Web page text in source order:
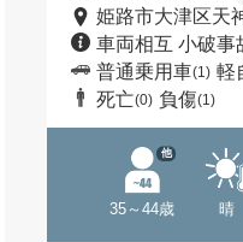
姫路市大津区天
車両相互 小破事
普通乗用車(1) 軽
死亡(0) 負傷(1)
35～44歳
他
晴